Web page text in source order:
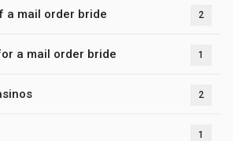
a mail order bride 2
a mail order bride 1
2
1